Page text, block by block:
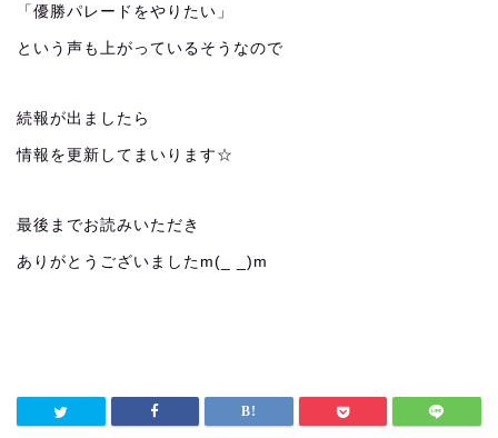
「優勝パレードをやりたい」
という声も上がっているそうなので
続報が出ましたら
情報を更新してまいります☆
最後までお読みいただき
ありがとうございましたm(_ _)m